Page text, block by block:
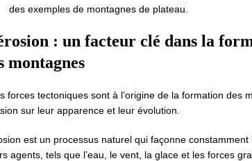
des exemples de montagnes de plateau.
: un facteur clé dans la
montagnes
forces tectoniques sont à l’origine de la formation des
sur leur apparence et leur évolution.
est un processus naturel qui façonne
agents, tels que l’eau, le vent, la glace et les forces